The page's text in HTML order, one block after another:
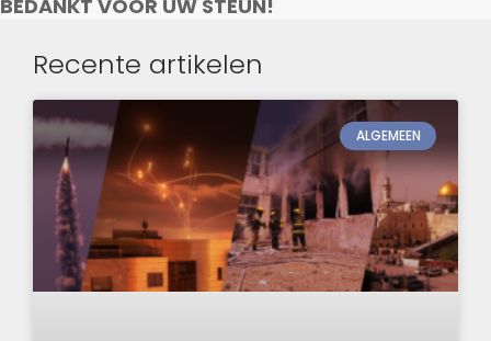
BEDANKT VOOR UW STEUN!
Recente artikelen
ALGEMEEN